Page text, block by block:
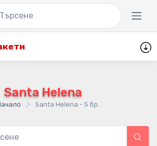
Santa Helena
Santa Helena - 5 бр.